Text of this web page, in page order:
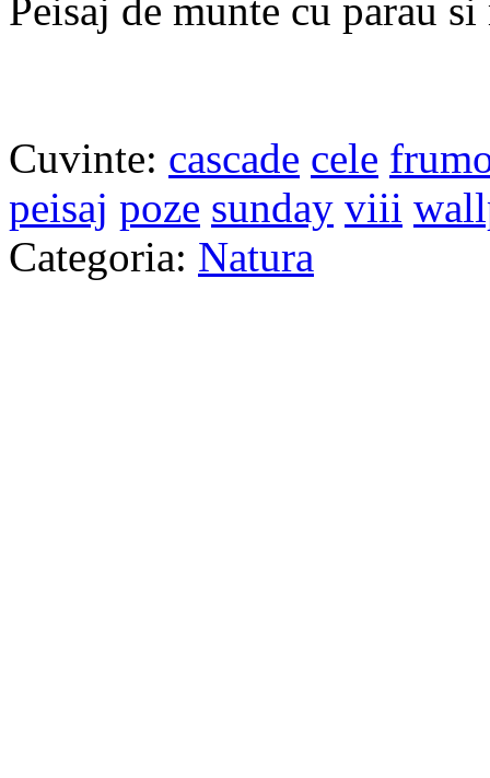
Peisaj de munte cu parau
Cuvinte: cascade cele
peisaj poze sunday viii
Categoria: Natura